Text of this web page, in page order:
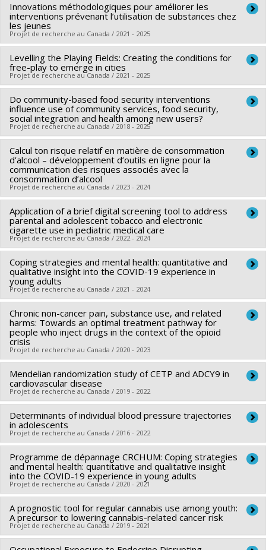
Sources de financement :IRSC/Instituts de recherche en
santé du Canada
Programmes de subvention :PVXXXXXX-Subvention
Chercheur principal : Marie-Pierre Sylvestre
Co-chercheurs : Jean-Sébastien Fallu,Jennifer O'Loughlin
Christophe Huynh,Isabelle Doré,
Chadi, Gilles Paradis
Evelyn Constatin
Sources de financement :FRQS/Fonds de recherche du
Québec - Santé (FRSQ)
Programmes de subvention :
Innovations méthodologiques pour améliorer les
interventions prévenant l’utilisation de substances chez
les jeunes
Projet de recherche au Canada / 2021 - 2025
Chercheur principal : Marie-Pierre Sylvestre
Sources de financement :FRQS/Fonds de recherche du
Québec - Santé (FRSQ)
Programmes de subvention :PVXXXXXX-Bourse de
chercheur-boursier : Junior 2
Levelling the Playing Fields: Creating the conditions for
free-play to emerge in cities
Projet de recherche au Canada / 2021 - 2025
Chercheur principal : Katherine Frohlich
Co-chercheurs : Juan Torres,Marie-Pierre Sylvestre
Fraser,Marie-Soleil Cloutier,Mariana Brussoni
Collins
Evelyne de Leeuw
Ian Janssen
Sources de financement :IRSC/Instituts de recherche en
santé du Canada
Programmes de subvention :PVXXXXXX-(PJT) Subvention
Do community-based food security interventions
influence use of community services, food security,
social integration and health among new users?
Projet de recherche au Canada / 2018 - 2025
Chercheur principal : Louise Potvin
Co-chercheurs : Jennifer O'Loughlin, Geneviève Mercille
Marie-Pierre Sylvestre
Jenny Carabali Mosquera
Sources de financement :IRSC/Instituts de recherche en
santé du Canada
Programmes de subvention :PVXXXXXX-(PJT) Subvention
Calcul ton risque relatif en matière de consommation
d’alcool – développement d’outils en ligne pour la
communication des risques associés avec la
consommation d’alcool
Projet de recherche au Canada / 2023 - 2024
Chercheur principal : Marie-Pierre Sylvestre
Sources de financement :Université de Montréal
Programmes de subvention :
Projet Partenariat-UdeM en collaboraiton avec Educ'Alcool
(Geneviève Desautels) et Youssef Allami
Application of a brief digital screening tool to address
parental and adolescent tobacco and electronic
cigarette use in pediatric medical care
Projet de recherche au Canada / 2022 - 2024
Chercheur principal : Olivier Drouin
Co-chercheurs : Jennifer O'Loughlin , Marie-Pierre Sylvestre
Nicholas Chadi, Jonathan Winickoff
Sources de financement :
IRSC/Instituts de recherche en
santé du Canada
Programmes de subvention :PVXXXXXX-(PJT) Subvention
Projet
Coping strategies and mental health: quantitative and
qualitative insight into the COVID-19 experience in
young adults
Projet de recherche au Canada / 2021 - 2024
Chercheur principal : Marie-Pierre Sylvestre
Co-chercheurs : Jennifer O'Loughlin,Geneviève Gariépy
Olivier Ferlatte
Katerina Maximova,Vickie Plourde
Sources de financement : IRSC/Instituts de recherche en
santé du Canada
Programmes de subvention :PVXXXXXX-Subvention de
fonctionnement (COVID-19)
Chronic non-cancer pain, substance use, and related
harms: Towards an optimal treatment pathway for
people who inject drugs in the context of the opioid
crisis
Projet de recherche au Canada / 2020 - 2023
Chercheur principal : Julie Bruneau
Co-chercheurs : Manon Choinière,
Valérie Martel-Laferrière,Marie-Pierre Sylvestre,Gabrielle
Pagé,Sarah Larney
Sources de financement :IRSC/Instituts de recherche en
santé du Canada
Programmes de subvention :PVXXXXXX-(PJT) Subvention
Projet
Mendelian randomization study of CETP and ADCY9 in
cardiovascular disease
Projet de recherche au Canada / 2019 - 2022
Chercheur principal : Marie-Pierre Dubé
Co-chercheurs : Jean-Claude Tardif
Isabel Fortier
Sources de financement :IRSC/Instituts de recherche en
santé du Canada
Programmes de subvention :PVXXXXXX-(PJT) Subvention
Projet
Determinants of individual blood pressure trajectories
in adolescents
Projet de recherche au Canada / 2016 - 2022
Chercheur principal : Marie-Pierre Sylvestre
Co-chercheurs : Jennifer O'Loughlin,James Engert,Igor
Karp,scott Williams
Sources de financement :
IRSC/Instituts de recherche en
santé du Canada
Programmes de subvention :PVXXXXXX-(PJT) Subvention
Projet
Programme de dépannage CRCHUM: Coping strategies
and mental health: quantitative and qualitative insight
into the COVID-19 experience in young adults
Projet de recherche au Canada / 2020 - 2021
Chercheur principal : Jennifer O'Loughlin
Co-chercheurs : Marie-Pierre Sylvestre
Sources de financement :Fondation du CHUM/Fondation du
A prognostic tool for regular cannabis use among youth:
A precursor to lowering cannabis-related cancer risk
Projet de recherche au Canada / 2019 - 2021